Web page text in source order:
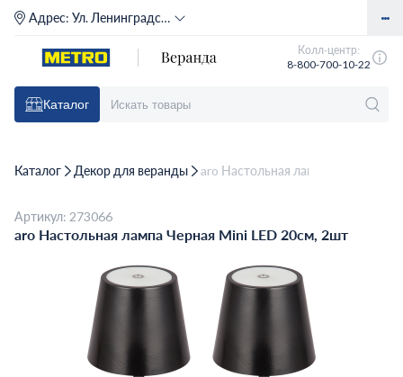
Адрес: Ул. Ленинградское шоссе, д. 71Г (м. Речной вокзал)
Колл-центр:
8-800-700-10-22
Каталог
Каталог Декор для веранды aro Настольная лампа Черная
Артикул: 273066
aro Настольная лампа Черная Mini LED 20см, 2шт